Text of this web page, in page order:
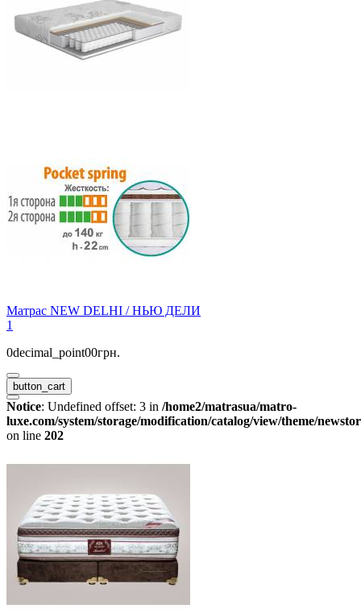
Матрас NEW DELHI / НЬЮ ДЕЛИ
1
0decimal_point00грн.
button_cart
Notice: Undefined offset: 3 in /home2/matrasua/matro-
luxe.com/system/storage/modification/catalog/view/theme/
on line 202